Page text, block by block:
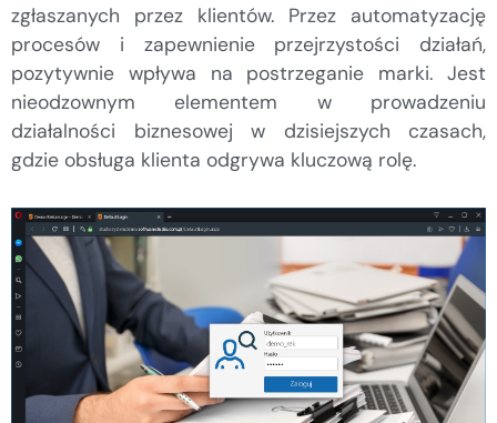
zgłaszanych przez klientów. Przez automatyzację
procesów i zapewnienie przejrzystości działań,
pozytywnie wpływa na postrzeganie marki. Jest
nieodzownym elementem w prowadzeniu
działalności biznesowej w dzisiejszych czasach,
gdzie obsługa klienta odgrywa kluczową rolę.